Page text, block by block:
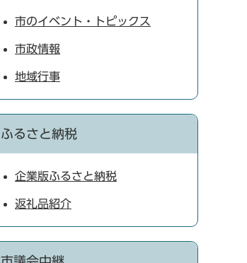
市のイベント・トピックス
市政情報
地域行事
ふるさと納税
企業版ふるさと納税
返礼品紹介